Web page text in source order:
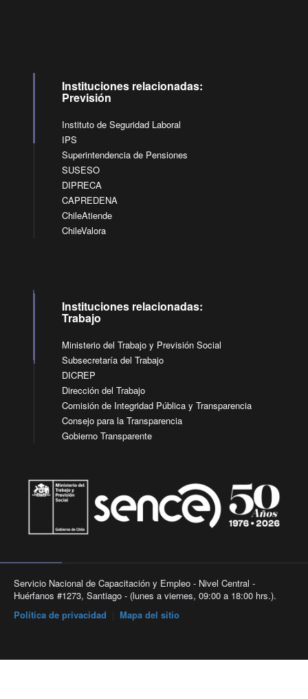
Instituciones relacionadas:
Previsión
Instituto de Seguridad Laboral
IPS
Superintendencia de Pensiones
SUSESO
DIPRECA
CAPREDENA
ChileAtiende
ChileValora
Instituciones relacionadas:
Trabajo
Ministerio del Trabajo y Previsión Social
Subsecretaría del Trabajo
DICREP
Dirección del Trabajo
Comisión de Integridad Pública y Transparencia
Consejo para la Transparencia
Gobierno Transparente
Servicio Nacional de Capacitación y Empleo - Nivel Central -
Huérfanos #1273, Santiago - (lunes a viernes, 09:00 a 18:00 hrs.).
Política de privacidad
Mapa del sitio